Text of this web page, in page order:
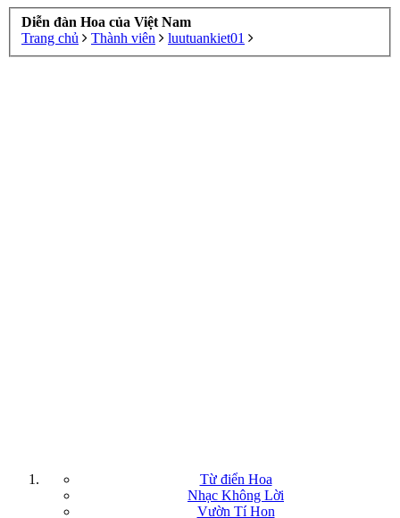
Diễn đàn Hoa của Việt Nam
Trang chủ
Thành viên luutuankiet01
Từ điển Hoa
Nhạc Không Lời
Vườn Tí Hon